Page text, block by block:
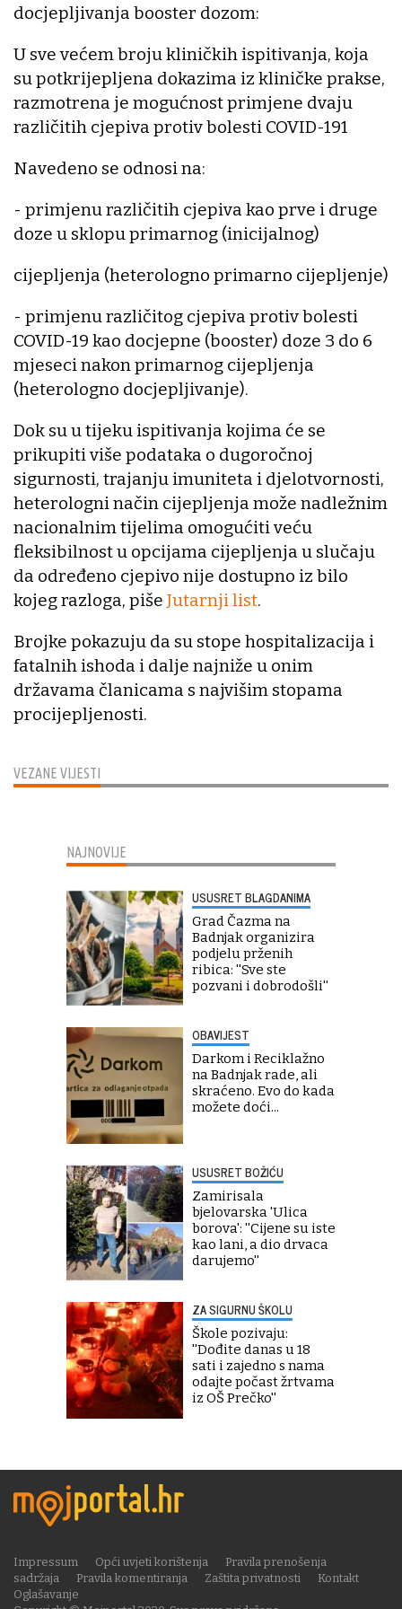
VEZANE VIJESTI
docjepljivanja booster dozom:
U sve većem broju kliničkih ispitivanja, koja
su potkrijepljena dokazima iz kliničke prakse,
razmotrena je mogućnost primjene dvaju
različitih cjepiva protiv bolesti COVID-191
Navedeno se odnosi na:
- primjenu različitih cjepiva kao prve i druge
doze u sklopu primarnog (inicijalnog)
cijepljenja (heterologno primarno cijepljenje)
- primjenu različitog cjepiva protiv bolesti
COVID-19 kao docjepne (booster) doze 3 do 6
mjeseci nakon primarnog cijepljenja
(heterologno docjepljivanje).
Dok su u tijeku ispitivanja kojima će se
prikupiti više podataka o dugoročnoj
sigurnosti, trajanju imuniteta i djelotvornosti,
heterologni način cijepljenja može nadležnim
nacionalnim tijelima omogućiti veću
fleksibilnost u opcijama cijepljenja u slučaju
da određeno cjepivo nije dostupno iz bilo
kojeg razloga, piše Jutarnji list.
Brojke pokazuju da su stope hospitalizacija i
fatalnih ishoda i dalje najniže u onim
državama članicama s najvišim stopama
procijepljenosti.
NAJNOVIJE
USUSRET BLAGDANIMA
Grad Čazma na
Badnjak organizira
podjelu prženih
ribica: ''Sve ste
pozvani i dobrodošli''
OBAVIJEST
Darkom i Reciklažno
na Badnjak rade, ali
skraćeno. Evo do kada
možete doći...
USUSRET BOŽIĆU
Zamirisala
bjelovarska 'Ulica
borova': ''Cijene su iste
kao lani, a dio drvaca
darujemo''
ZA SIGURNU ŠKOLU
Škole pozivaju:
''Dođite danas u 18
sati i zajedno s nama
odajte počast žrtvama
iz OŠ Prečko''
Impressum Opći uvjeti korištenja
Pravila prenošenja
sadržaja
Pravila komentiranja Zaštita privatnosti
Kontakt
Oglašavanje